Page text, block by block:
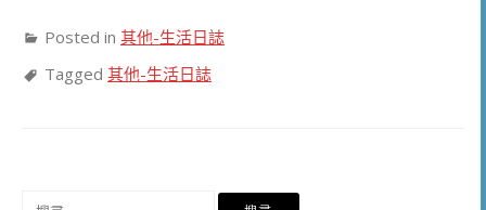
Posted in 其他-生活日誌
Tagged 其他-生活日誌